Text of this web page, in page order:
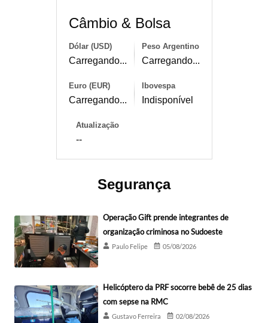
Câmbio & Bolsa
Dólar (USD)
Carregando...
Peso Argentino
Carregando...
Euro (EUR)
Carregando...
Ibovespa
Indisponível
Atualização
--
Segurança
Operação Gift prende integrantes de
organização criminosa no Sudoeste
Paulo Felipe 05/08/2026
Helicóptero da PRF socorre bebê de 25 dias
com sepse na RMC
Gustavo Ferreira 02/08/2026